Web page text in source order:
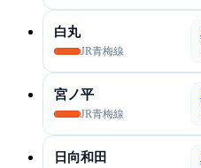
白丸
JR青梅線
宮ノ平
JR青梅線
日向和田